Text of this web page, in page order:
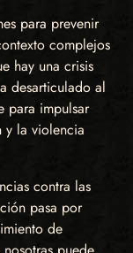
para prevenir
complejos
hay una crisis
desarticulado al
para impulsar
y la violencia
contra las
pasa por
de